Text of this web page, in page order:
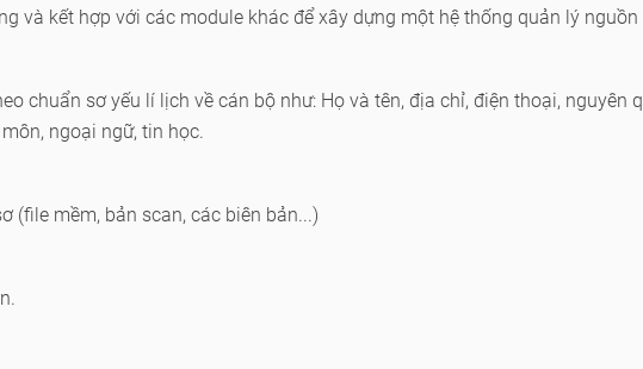
và kết hợp với các module khác để xây dựng một hệ thống quản lý
chuẩn sơ yếu lí lịch về cán bộ như: Họ và tên, địa chỉ, điện thoại, nguyên
ngoại ngữ, tin học.
(file mềm, bản scan, các biên bản...)